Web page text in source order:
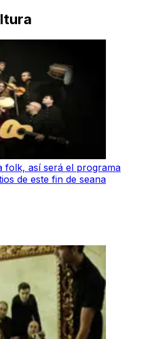
folk, así será el programa
de este fin de seana